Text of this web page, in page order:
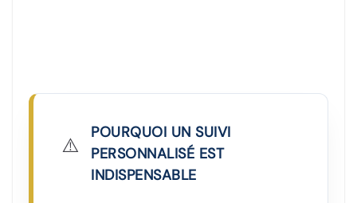
⚠️
POURQUOI UN SUIVI
PERSONNALISÉ EST
INDISPENSABLE